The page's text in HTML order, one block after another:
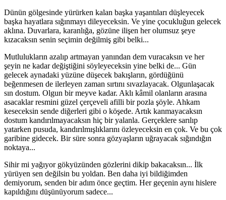
Dünün gölgesinde yürürken kalan başka yaşantıları düşleyecek
başka hayatlara sığınmayı dileyeceksin. Ve yine çocukluğun gelecek
aklına. Duvarlara, karanlığa, gözüne ilişen her olumsuz şeye
kızacaksın senin seçimin değilmiş gibi belki...
Mutlulukların azalıp artmayan yanından dem vuracaksın ve her
şeyin ne kadar değiştiğini söyleyeceksin yine belki de... Gün
gelecek aynadaki yüzüne düşecek bakışların, gördüğünü
beğenmesen de ilerleyen zaman sırtını sıvazlayacak. Olgunlaşacak
sın dostum. Olgun bir meyve kadar. Aklı kâmil olanların arasına
asacaklar resmini güzel çerçeveli afilli bir pozla şöyle. Ahkam
keseceksin sende diğerleri gibi o köşede. Artık kanmayacaksın
dostum kandırılmayacaksın hiç bir yalanla. Gerçeklere sarılıp
yatarken pusuda, kandırılmışlıklarını özleyeceksin en çok. Ve bu çok
garibine gidecek. Bir süre sonra gözyaşların uğrayacak sığındığın
noktaya...
Sihir mi yağıyor gökyüzünden gözlerini dikip bakacaksın... İlk
yürüyen sen değilsin bu yoldan. Ben daha iyi bildiğimden
demiyorum, senden bir adım önce geçtim. Her geçenin aynı hislere
kapıldığını düşünüyorum sadece...